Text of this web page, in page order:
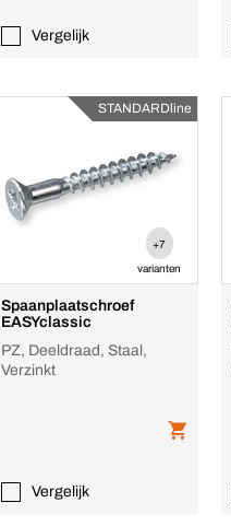
Vergelijk
STANDARDline
+7
varianten
Spaanplaatschroef
EASYclassic
PZ, Deeldraad, Staal,
Verzinkt
Vergelijk